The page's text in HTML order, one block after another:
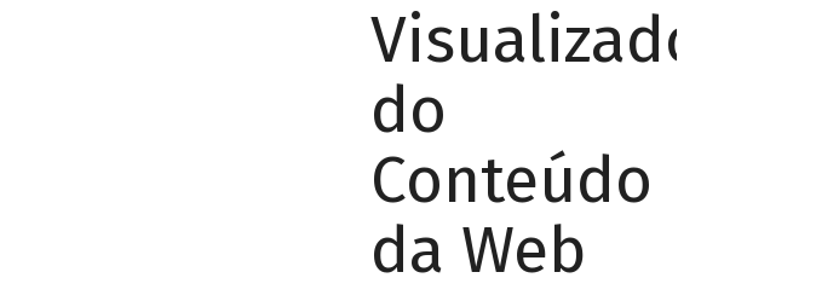
Visualizador
do
Conteúdo
da Web